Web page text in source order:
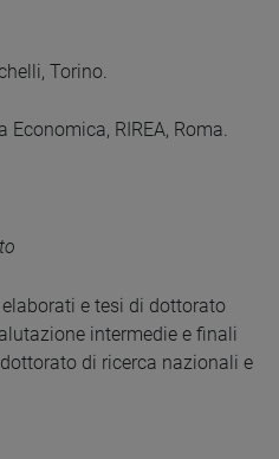
Torino.
RIREA, Roma.
e tesi di dottorato
intermedie e finali
di ricerca nazionali e